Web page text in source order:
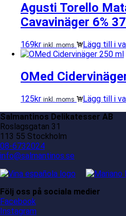
Agusti Torello
Cavavinäger 6%
169kr inkl. moms Lägg till i
OMed
125kr inkl. moms
Lägg till i
Salmantinos Delikatesser AB
Roslagsgatan 31
113 55 Stockholm
08-6732024
info@salmantinos.se
Följ oss på sociala medier
Facebook
Instagram